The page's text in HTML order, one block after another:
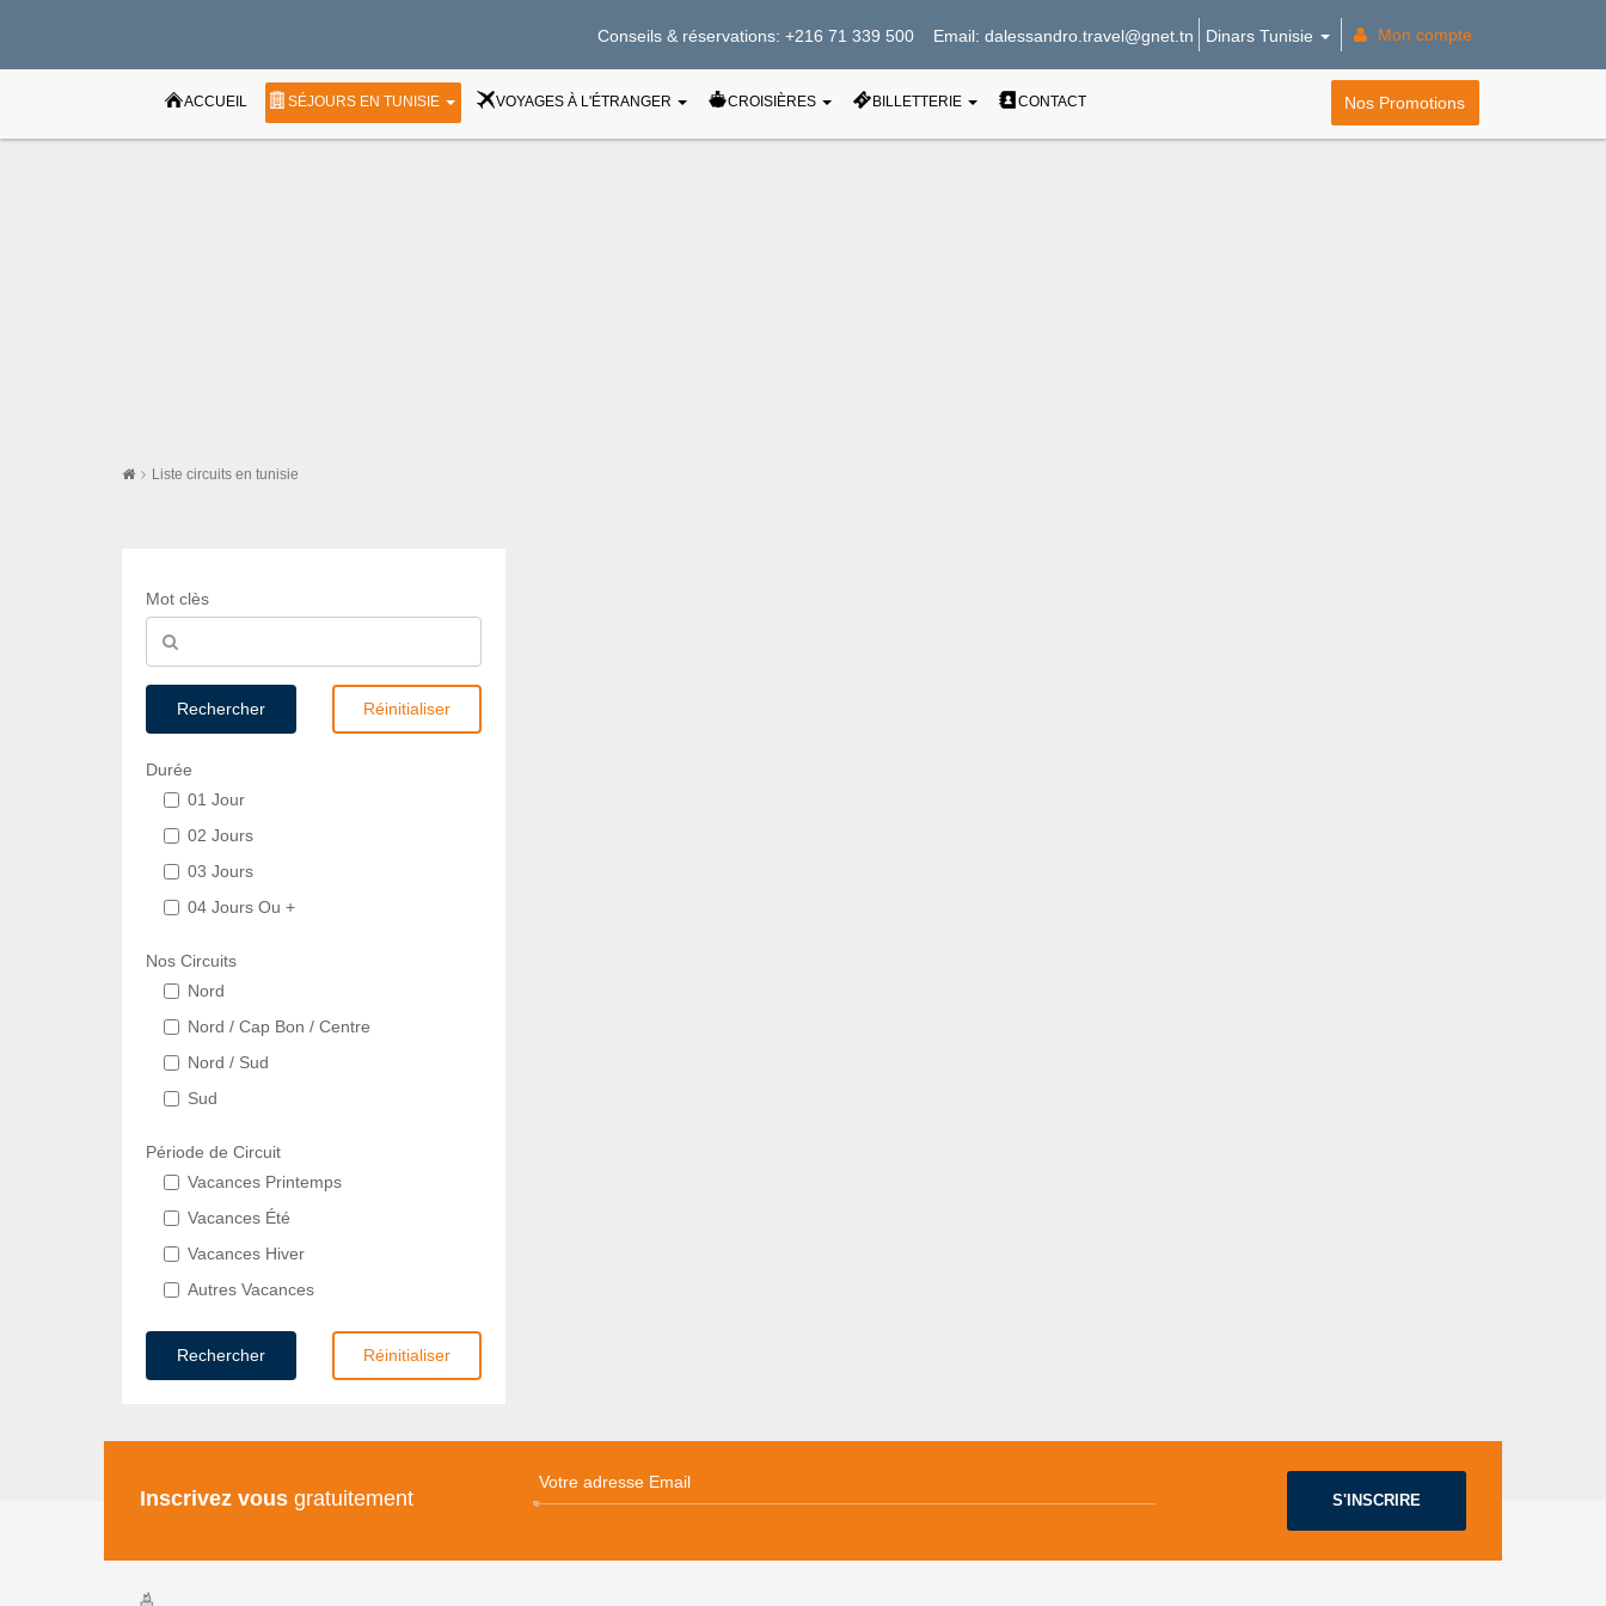
Conseils & réservations: +216 71 339 500 Email: dalessandro.travel@gnet.tn Dinars Tunisie Mon compte
ACCUEIL SÉJOURS EN TUNISIE VOYAGES À L'ÉTRANGER CROISIÈRES BILLETTERIE CONTACT Nos Promotions
Liste circuits en tunisie
Mot clès
Rechercher Réinitialiser
Durée
01 Jour
02 Jours
03 Jours
04 Jours Ou +
Nos Circuits
Nord
Nord / Cap Bon / Centre
Nord / Sud
Sud
Période de Circuit
Vacances Printemps
Vacances Été
Vacances Hiver
Autres Vacances
Rechercher Réinitialiser
Inscrivez vous gratuitement S'INSCRIRE